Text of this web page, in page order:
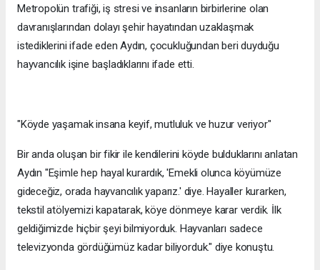
Metropolün trafiği, iş stresi ve insanların birbirlerine olan
davranışlarından dolayı şehir hayatından uzaklaşmak
istediklerini ifade eden Aydın, çocukluğundan beri duyduğu
hayvancılık işine başladıklarını ifade etti.
"Köyde yaşamak insana keyif, mutluluk ve huzur veriyor"
Bir anda oluşan bir fikir ile kendilerini köyde bulduklarını anlatan
Aydın "Eşimle hep hayal kurardık, 'Emekli olunca köyümüze
gideceğiz, orada hayvancılık yaparız.' diye. Hayaller kurarken,
tekstil atölyemizi kapatarak, köye dönmeye karar verdik. İlk
geldiğimizde hiçbir şeyi bilmiyorduk. Hayvanları sadece
televizyonda gördüğümüz kadar biliyorduk." diye konuştu.